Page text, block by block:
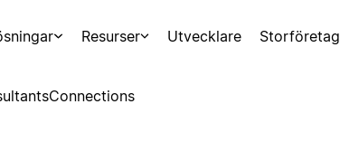
Resurser Utvecklare Storföretag
Connections